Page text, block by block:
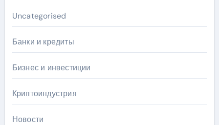
Uncategorised
Банки и кредиты
Бизнес и инвестиции
Криптоиндустрия
Новости